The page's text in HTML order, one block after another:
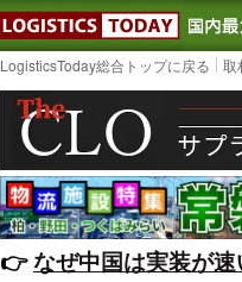
LogisticsToday総合トップに戻る 取
👉️なぜ中国は実装が